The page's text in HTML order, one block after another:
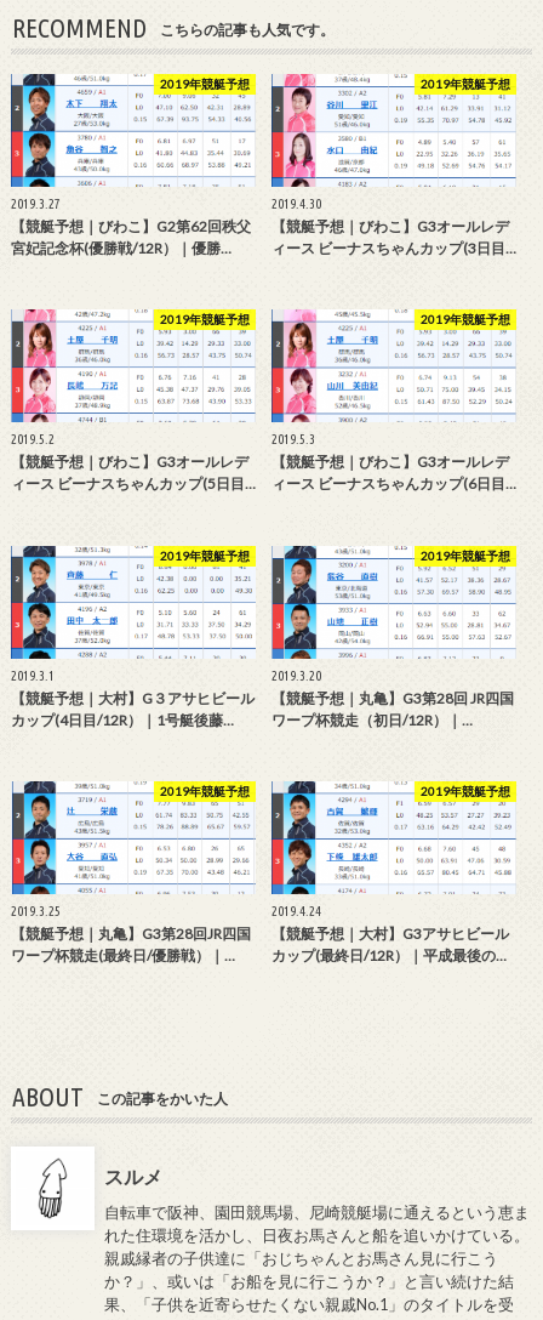
RECOMMEND こちらの記事も人気です。
2019年競艇予想
2019.3.27
【競艇予想｜びわこ】G2第62回秩父
宮妃記念杯(優勝戦/12R）｜優勝…
2019年競艇予想
2019.4.30
【競艇予想｜びわこ】G3オールレデ
ィース ビーナスちゃんカップ(3日目…
2019年競艇予想
2019.5.2
【競艇予想｜びわこ】G3オールレデ
ィース ビーナスちゃんカップ(5日目…
2019年競艇予想
2019.5.3
【競艇予想｜びわこ】G3オールレデ
ィース ビーナスちゃんカップ(6日目…
2019年競艇予想
2019.3.1
【競艇予想｜大村】G３アサヒビール
カップ(4日目/12R）｜1号艇後藤…
2019年競艇予想
2019.3.20
【競艇予想｜丸亀】G3第28回 JR四国
ワープ杯競走（初日/12R）｜…
2019年競艇予想
2019.3.25
【競艇予想｜丸亀】G3第28回JR四国
ワープ杯競走(最終日/優勝戦）｜…
2019年競艇予想
2019.4.24
【競艇予想｜大村】G3アサヒビール
カップ(最終日/12R）｜平成最後の…
ABOUT この記事をかいた人
スルメ
自転車で阪神、園田競馬場、尼崎競艇場に通えるという恵ま
れた住環境を活かし、日夜お馬さんと船を追いかけている。
親戚縁者の子供達に「おじちゃんとお馬さん見に行こう
か？」、或いは「お船を見に行こうか？」と言い続けた結
果、「子供を近寄らせたくない親戚No.1」のタイトルを受